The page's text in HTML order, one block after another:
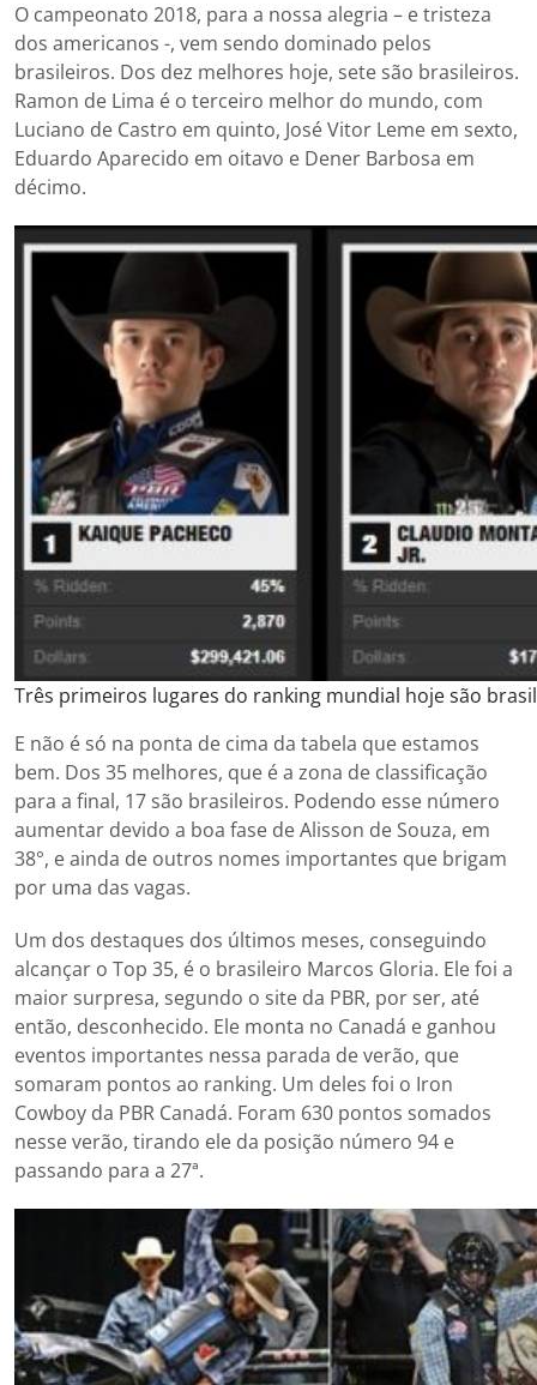
O campeonato 2018, para a nossa alegria – e tristeza
dos americanos -, vem sendo dominado pelos
brasileiros. Dos dez melhores hoje, sete são brasileiros.
Ramon de Lima é o terceiro melhor do mundo, com
Luciano de Castro em quinto, José Vitor Leme em sexto,
Eduardo Aparecido em oitavo e Dener Barbosa em
décimo.
Três primeiros lugares do ranking mundial hoje são
E não é só na ponta de cima da tabela que estamos
bem. Dos 35 melhores, que é a zona de classificação
para a final, 17 são brasileiros. Podendo esse número
aumentar devido a boa fase de Alisson de Souza, em
38°, e ainda de outros nomes importantes que brigam
por uma das vagas.
Um dos destaques dos últimos meses, conseguindo
alcançar o Top 35, é o brasileiro Marcos Gloria. Ele foi a
maior surpresa, segundo o site da PBR, por ser, até
então, desconhecido. Ele monta no Canadá e ganhou
eventos importantes nessa parada de verão, que
somaram pontos ao ranking. Um deles foi o Iron
Cowboy da PBR Canadá. Foram 630 pontos somados
nesse verão, tirando ele da posição número 94 e
passando para a 27ª.